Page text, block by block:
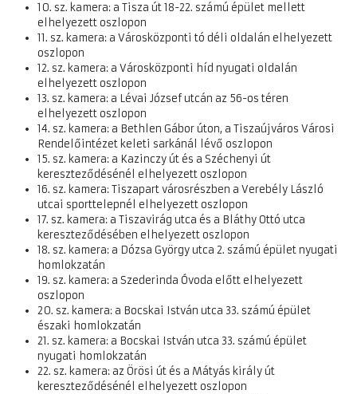
10. sz. kamera: a Tisza út 18-22. számú épület mellett
elhelyezett oszlopon
11. sz. kamera: a Városközponti tó déli oldalán elhelyezett
oszlopon
12. sz. kamera: a Városközponti híd nyugati oldalán
elhelyezett oszlopon
13. sz. kamera: a Lévai József utcán az 56-os téren
elhelyezett oszlopon
14. sz. kamera: a Bethlen Gábor úton, a Tiszaújváros Városi
Rendelőintézet keleti sarkánál lévő oszlopon
15. sz. kamera: a Kazinczy út és a Széchenyi út
kereszteződésénél elhelyezett oszlopon
16. sz. kamera: Tiszapart városrészben a Verebély László
utcai sporttelepnél elhelyezett oszlopon
17. sz. kamera: a Tiszavirág utca és a Bláthy Ottó utca
kereszteződésében elhelyezett oszlopon
18. sz. kamera: a Dózsa György utca 2. számú épület nyugati
homlokzatán
19. sz. kamera: a Szederinda Óvoda előtt elhelyezett
oszlopon
20. sz. kamera: a Bocskai István utca 33. számú épület
északi homlokzatán
21. sz. kamera: a Bocskai István utca 33. számú épület
nyugati homlokzatán
22. sz. kamera: az Örösi út és a Mátyás király út
kereszteződésénél elhelyezett oszlopon